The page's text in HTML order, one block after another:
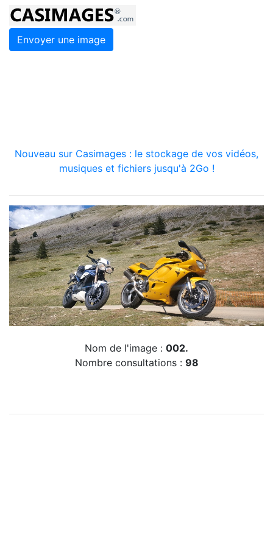
Envoyer une image
Nouveau sur Casimages : le stockage de vos vidéos,
musiques et fichiers jusqu'à 2Go !
Nom de l'image : 002.
Nombre consultations : 98